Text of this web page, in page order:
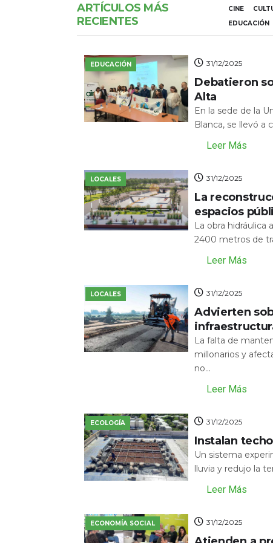
ARTÍCULOS MÁS
RECIENTES
CINE
EDUCACIÓN
EDUCACIÓN 31/12/2025
Debatieron
Alta
En la sede de la
Blanca, se llevó a
Leer Más
LOCALES 31/12/2025
La
espacios
La obra hidráulica
2400 metros de
Leer Más
LOCALES 31/12/2025
Advierten
La falta de
millonarios y
no...
Leer Más
ECOLOGÍA 31/12/2025
Instalan
Un sistema
lluvia y redujo la
Leer Más
ECONOMÍA SOCIAL 31/12/2025